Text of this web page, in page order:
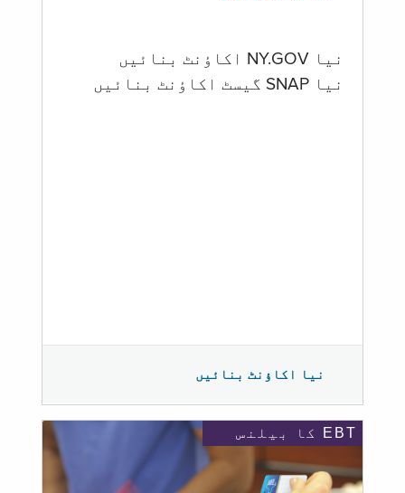
نیا NY.GOV اکاؤنٹ بنائیں
نیا SNAP گیسٹ اکاؤنٹ بنائیں
نیا اکاؤنٹ بنائیں
EBT کا بیلنس